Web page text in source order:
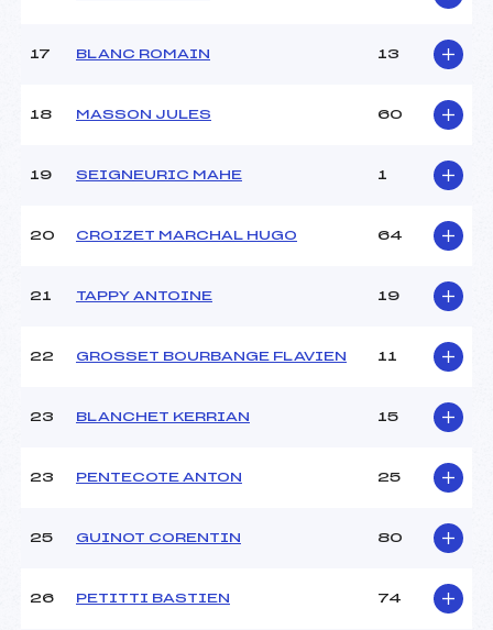
17 BLANC ROMAIN 13
18 MASSON JULES 60
19 SEIGNEURIC MAHE 1
20 CROIZET MARCHAL HUGO 64
21 TAPPY ANTOINE 19
22 GROSSET BOURBANGE FLAVIEN 11
23 BLANCHET KERRIAN 15
23 PENTECOTE ANTON 25
25 GUINOT CORENTIN 80
26 PETITTI BASTIEN 74